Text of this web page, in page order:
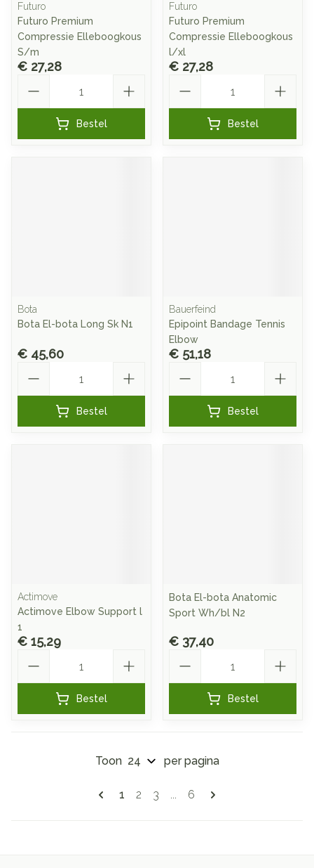
Futuro
Futuro Premium
Compressie Elleboogkous
S/m
€ 27,28
Bestel
Futuro
Futuro Premium
Compressie Elleboogkous
l/xl
€ 27,28
Bestel
Bota
Bota El-bota Long Sk N1
€ 45,60
Bestel
Bauerfeind
Epipoint Bandage Tennis
Elbow
€ 51,18
Bestel
Actimove
Actimove Elbow Support l
1
€ 15,29
Bestel
Bota El-bota Anatomic
Sport Wh/bl N2
€ 37,40
Bestel
Pagina's
U lees momenteel pagina
1 Pagina
2 Pagina
3 ... Pagina
6
Toon per pagina